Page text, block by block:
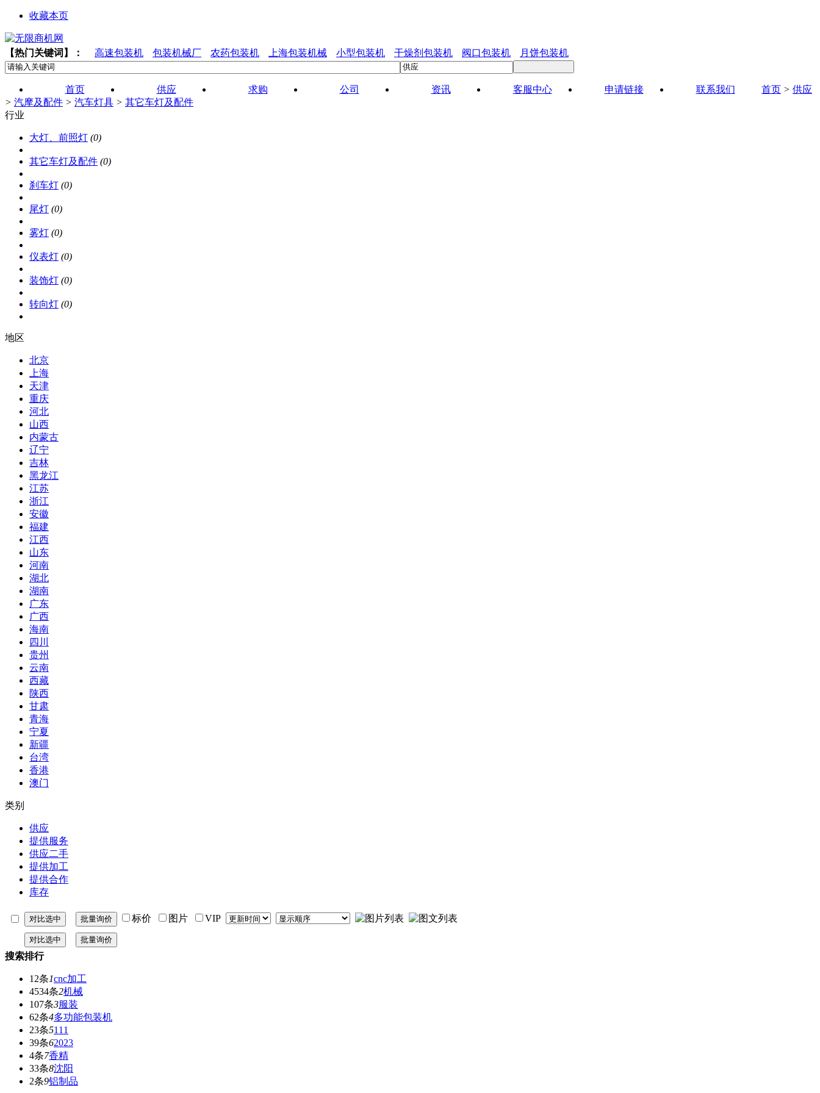
收藏本页
【热门关键词】： 高速包装机 包装机械厂 农药包装机 上海包装机械 小型包装机 干燥剂包装机 阀口包装机 月饼包装机
首页 供应 求购 公司 资讯 客服中心 申请链接 联系我们 首页 > 供应
> 汽摩及配件 > 汽车灯具 > 其它车灯及配件
行业
大灯、前照灯 (0)
其它车灯及配件 (0)
刹车灯 (0)
尾灯 (0)
雾灯 (0)
仪表灯 (0)
装饰灯 (0)
转向灯 (0)
地区
北京
上海
天津
重庆
河北
山西
内蒙古
辽宁
吉林
黑龙江
江苏
浙江
安徽
福建
江西
山东
河南
湖北
湖南
广东
广西
海南
四川
贵州
云南
西藏
陕西
甘肃
青海
宁夏
新疆
台湾
香港
澳门
类别
供应
提供服务
供应二手
提供加工
提供合作
库存
标价 图片 VIP
搜索排行
12条1cnc加工
4534条2机械
107条3服装
62条4多功能包装机
23条5111
39条62023
4条7香精
33条8沈阳
2条9铝制品